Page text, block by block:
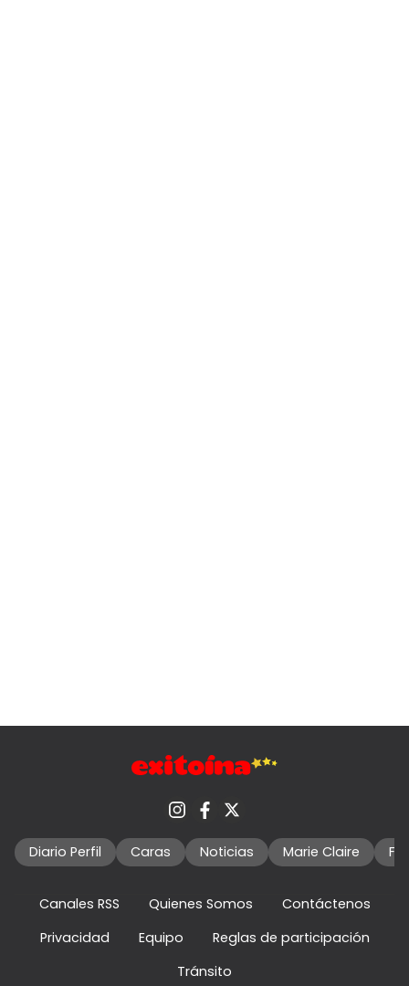
Diario Perfil Caras Noticias Marie Claire
Canales RSS Quienes Somos
Contáctenos
Privacidad
Equipo
Reglas de participación
Tránsito